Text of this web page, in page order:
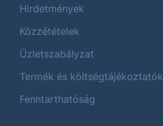
Hirdetmények
Közzétételek
Üzletszabályzat
Termék és költségtájékoztatók
Fenntarthatóság